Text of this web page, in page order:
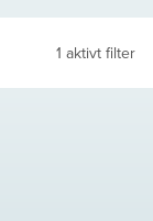
1 aktivt filter